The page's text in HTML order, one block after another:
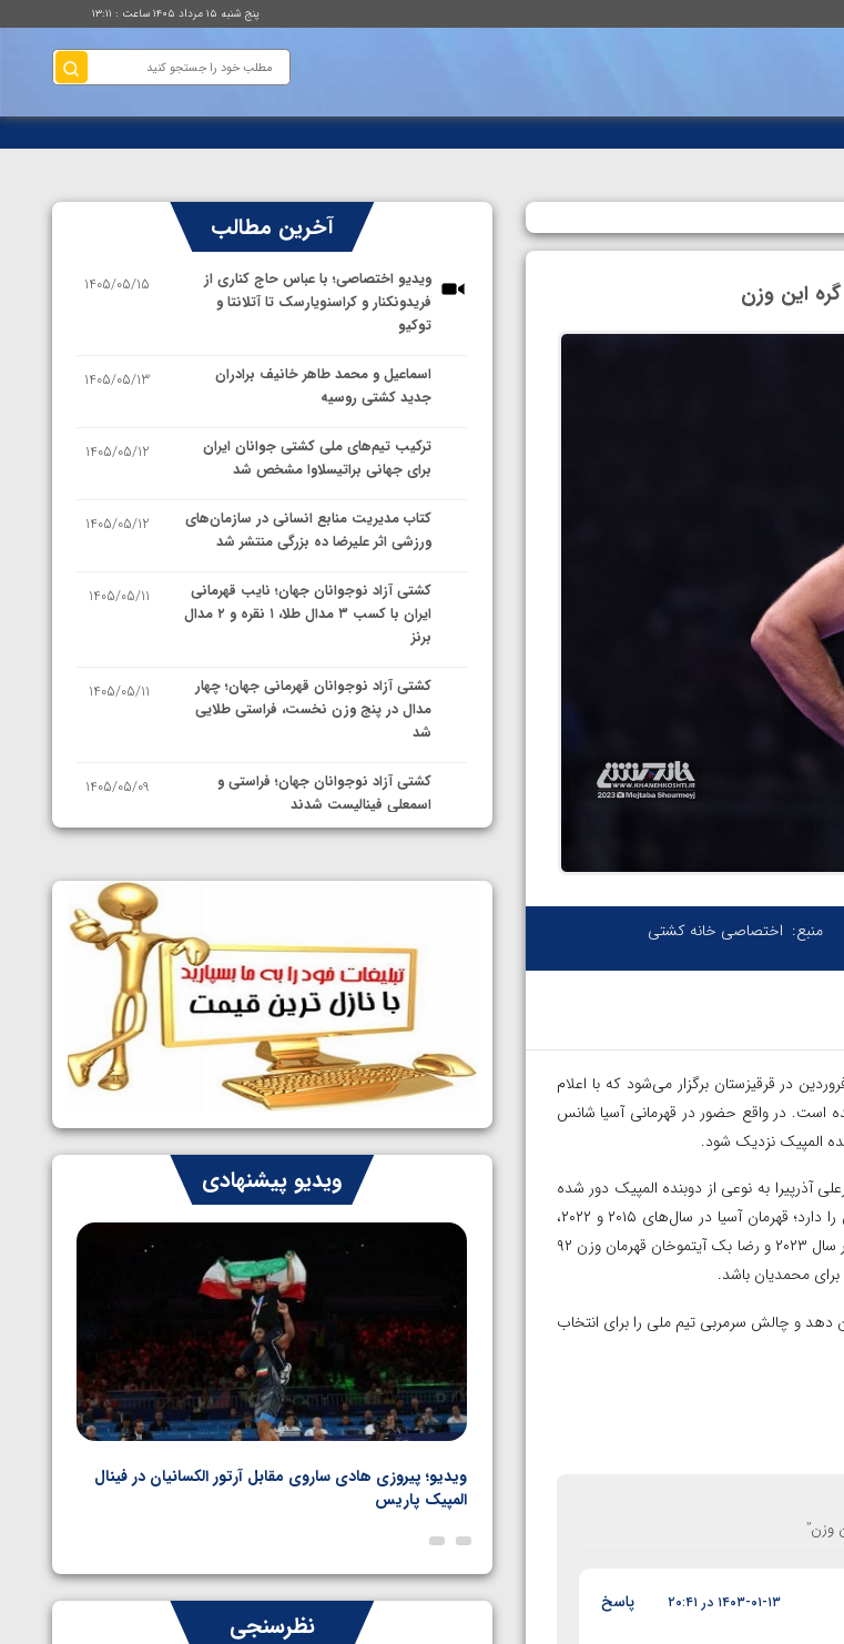
پنج شنبه ۱۵ مرداد ۱۴۰۵ ساعت : ۱۳:۱۱
این وزن
منبع: اختصاصی خانه کشتی
های کشتی آزاد قهرمانی آسیا در شرایطی روزهای ۲۳ و ۲۴ فروردین در قرقیزستان برگزار می‌شود که با اعلام
جایگزین کامران قاسم‌پور شده است. در واقع حضور در قهرمانی آسیا شانس
المپیک نزدیک شود.
مقابل امیرعلی آذرپیرا به نوعی از دوبنده المپیک‌ دور شده
بود، با حضور در مسابقات قهرمانی آسیا شانس بازگشت به چرخه این وزن و حضور در پاریس را دارد؛ قهرمان آسیا در سال‌های ۲۰۱۵ و ۲۰۲۲،
حالا در شرایطی در آسیا کشتی می‌گیرد که در این مسابقات احمد تاج الدینوف قهرمان جهان در سال ۲۰۲۳ و رضا بک‌ آیتموخان قهرمان وزن ۹۲
محمدیان باشد.
دهد و چالش سرمربی تیم ملی را برای انتخاب
وزن”
۱۴۰۳-۰۱-۱۳ در ۲۰:۴۱ پاسخ
آخرین مطالب
ویدیو اختصاصی؛ با عباس حاج کناری از
فریدونکنار و کراسنویارسک تا آتلانتا و
توکیو
1405/05/15
اسماعیل و محمد طاهر خانیف برادران
جدید کشتی روسیه
1405/05/13
ترکیب تیم‌های ملی کشتی جوانان ایران
برای جهانی براتیسلاوا مشخص شد
1405/05/12
کتاب مدیریت منابع انسانی در سازمان‌های
ورزشی اثر علیرضا ده بزرگی منتشر شد
1405/05/12
کشتی آزاد نوجوانان جهان؛ نایب قهرمانی
ایران با کسب ۳ مدال طلا، ۱ نقره و ۲ مدال
برنز
1405/05/11
کشتی آزاد نوجوانان قهرمانی جهان؛ چهار
مدال در پنج وزن نخست، فراستی طلایی
شد
1405/05/11
کشتی آزاد نوجوانان جهان؛ فراستی و
اسمعلی فینالیست شدند
1405/05/09
نمایندگان ایران مشخص شدند
سوم برای ایران
1405/05/07
ایران چشم به راه چهار مدال در پنج وزن
دوم کشتی فرنگی نوجوانان جهان
1405/05/06
ویدیو پیشنهادی
ویدیو؛ پیروزی هادی ساروی مقابل آرتور الکسانیان در فینال
المپیک پاریس
نظرسنجی